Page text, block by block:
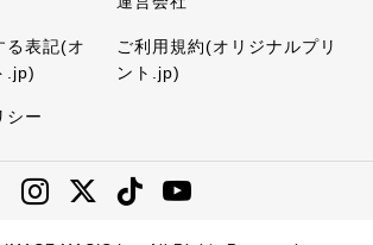
る表記(オ
.jp)
ご利用規約(オリジナルプリ
ント.jp)
シー